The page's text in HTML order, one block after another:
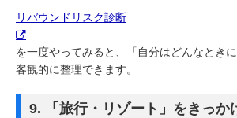
リバウンドリスク診断
を一度やってみると、「自分はどんなとき
客観的に整理できます。
9. 「旅行・リゾート」をきっか